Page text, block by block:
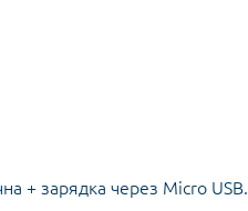
+ зарядка через Micro USB.